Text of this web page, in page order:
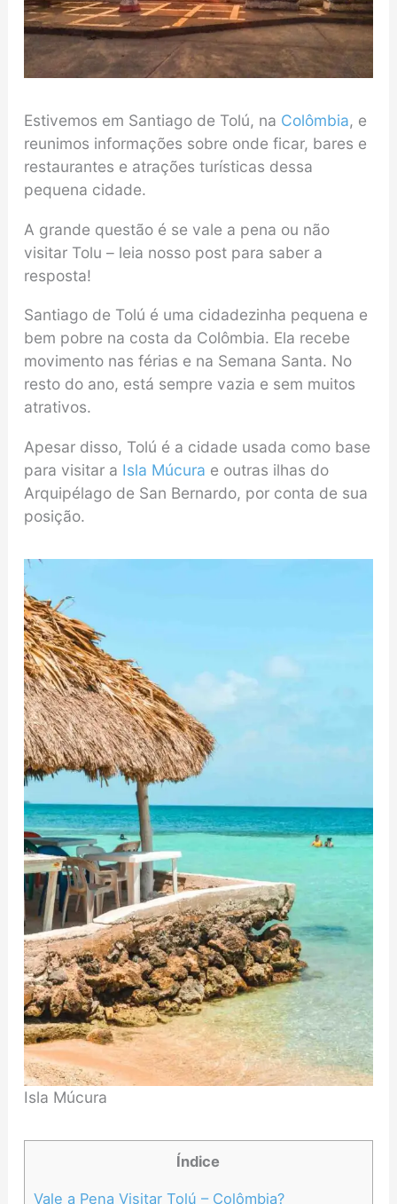
Estivemos em Santiago de Tolú, na Colômbia, e
reunimos informações sobre onde ficar, bares e
restaurantes e atrações turísticas dessa
pequena cidade.
A grande questão é se vale a pena ou não
visitar Tolu – leia nosso post para saber a
resposta!
Santiago de Tolú é uma cidadezinha pequena e
bem pobre na costa da Colômbia. Ela recebe
movimento nas férias e na Semana Santa. No
resto do ano, está sempre vazia e sem muitos
atrativos.
Apesar disso, Tolú é a cidade usada como base
para visitar a Isla Múcura e outras ilhas do
Arquipélago de San Bernardo, por conta de sua
posição.
Isla Múcura
Índice
Vale a Pena Visitar Tolú – Colômbia?